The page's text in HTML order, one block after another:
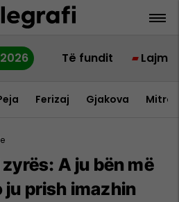
Të fundit Lajme
Ferizaj Gjakova
A ju bën më
prish imazhin